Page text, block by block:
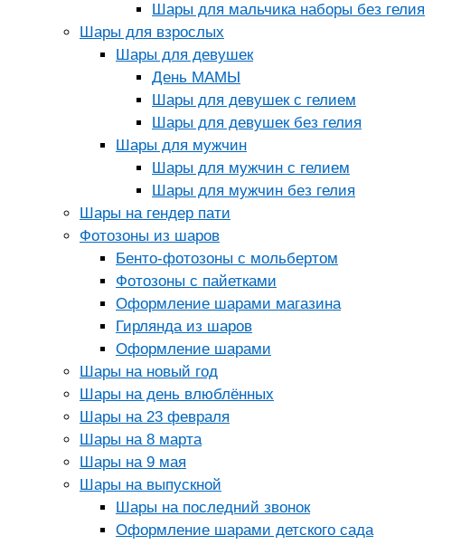
Шары для мальчика наборы без гелия
Шары для взрослых
Шары для девушек
День МАМЫ
Шары для девушек с гелием
Шары для девушек без гелия
Шары для мужчин
Шары для мужчин с гелием
Шары для мужчин без гелия
Шары на гендер пати
Фотозоны из шаров
Бенто-фотозоны с мольбертом
Фотозоны с пайетками
Оформление шарами магазина
Гирлянда из шаров
Оформление шарами
Шары на новый год
Шары на день влюблённых
Шары на 23 февраля
Шары на 8 марта
Шары на 9 мая
Шары на выпускной
Шары на последний звонок
Оформление шарами детского сада